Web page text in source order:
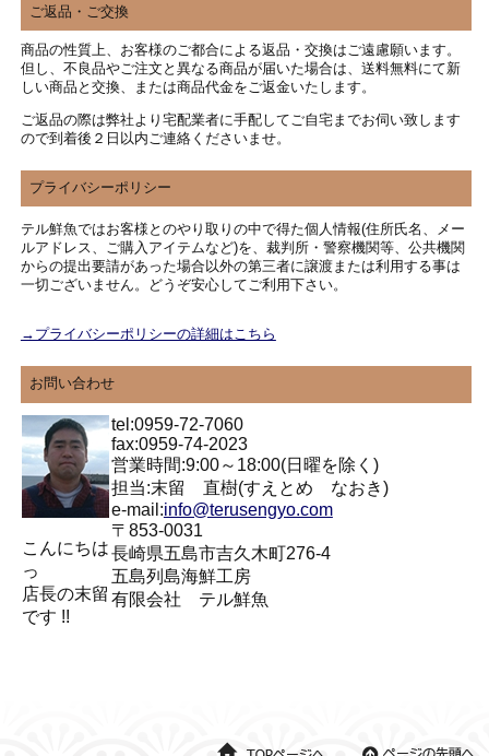
ご返品・ご交換
商品の性質上、お客様のご都合による返品・交換はご遠慮願います。
但し、不良品やご注文と異なる商品が届いた場合は、送料無料にて新
しい商品と交換、または商品代金をご返金いたします。
ご返品の際は弊社より宅配業者に手配してご自宅までお伺い致します
ので到着後２日以内ご連絡くださいませ。
プライバシーポリシー
テル鮮魚ではお客様とのやり取りの中で得た個人情報(住所氏名、メー
ルアドレス、ご購入アイテムなど)を、裁判所・警察機関等、公共機関
からの提出要請があった場合以外の第三者に譲渡または利用する事は
一切ございません。どうぞ安心してご利用下さい。
→プライバシーポリシーの詳細はこちら
お問い合わせ
こんにちは
っ
店長の末留
です !!
tel:0959-72-7060
fax:0959-74-2023
営業時間:9:00～18:00(日曜を除く)
担当:末留 直樹(すえとめ なおき)
e-mail:info@terusengyo.com
〒853-0031
長崎県五島市吉久木町276-4
五島列島海鮮工房
有限会社 テル鮮魚